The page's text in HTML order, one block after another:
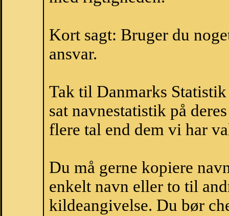
Kort sagt: Bruger du
ansvar.
Tak til Danmarks
sat navnestatistik på
flere tal end dem vi har
Du må gerne kopiere
enkelt navn eller to til
kildeangivelse. Du bør